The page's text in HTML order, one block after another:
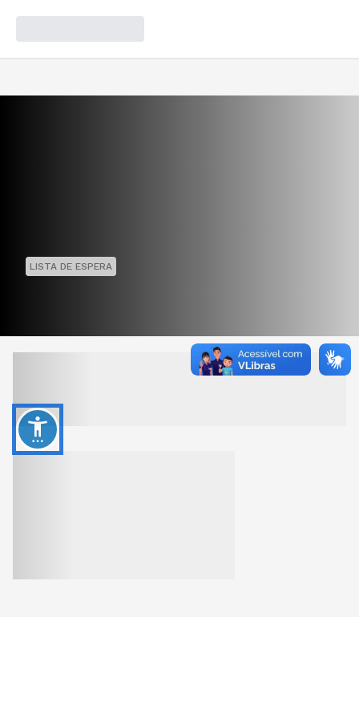
LISTA DE ESPERA